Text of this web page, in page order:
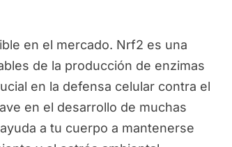
en el mercado. Nrf2 es una
de la producción de enzimas
en la defensa celular contra el
en el desarrollo de muchas
a tu cuerpo a mantenerse